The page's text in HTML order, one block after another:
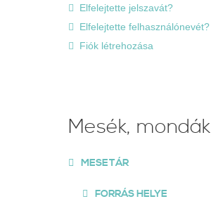
Elfelejtette jelszavát?
Elfelejtette felhasználónevét?
Fiók létrehozása
Mesék, mondák
MESETÁR
FORRÁS HELYE